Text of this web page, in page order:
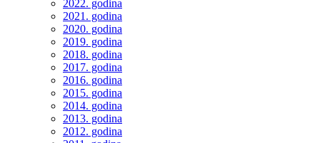
2022. godina
2021. godina
2020. godina
2019. godina
2018. godina
2017. godina
2016. godina
2015. godina
2014. godina
2013. godina
2012. godina